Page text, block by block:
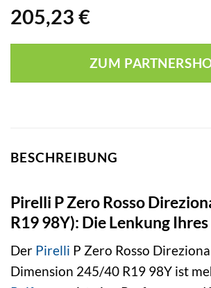
205,23 €
ZUM
BESCHREIBUNG
Pirelli P Zero Rosso
R19 98Y): Die Lenkung
Der Pirelli P Zero Rosso
Dimension 245/40 R19 98Y ist